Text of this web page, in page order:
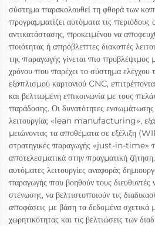
σύστημα παρακολουθεί τη φθορά των
προγραμματίζει αυτόματα τις περιόδους
αντικατάστασης, προκειμένου να
ποιότητας ή απρόβλεπτες διακοπές
της παραγωγής γίνεται πιο προβλέψιμος
χρόνου που παρέχει το σύστημα ελέγχου
εξοπλισμού καρτονιού CNC,
και βελτιωμένη επικοινωνία με τους
παράδοσης. Οι δυνατότητες ενσωμάτωσης
λειτουργίας «lean manufacturing»,
μειώνοντας τα αποθέματα σε εξέλιξη
στρατηγικές παραγωγής «just-in-time»
αποτελεσματικά στην πραγματική
αυτόματες λειτουργίες αναφοράς
παραγωγής που βοηθούν τους διευθυντές
στένωσης, να βελτιστοποιούν τις
αποφάσεις με βάση τα δεδομένα σχετικά
χωρητικότητας και τις βελτιώσεις των